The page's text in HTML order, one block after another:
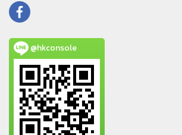
@hkconsole